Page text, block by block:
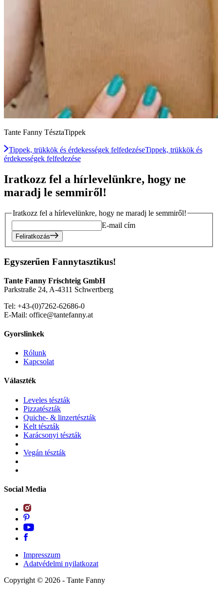
Tante Fanny TésztaTippek
Tippek, trükkök és érdekességek felfedezéseTippek, trükkök és
érdekességek felfedezése
Iratkozz fel a hírlevelünkre, hogy ne
maradj le semmiről!
Iratkozz fel a hírlevelünkre, hogy ne maradj le semmiről!
E-mail cím
Feliratkozás
Egyszerűen Fannytasztikus!
Tante Fanny Frischteig GmbH
Parkstraße 24, A-4311 Schwertberg
Tel: +43-(0)7262-62686-0
E-Mail: office@tantefanny.at
Gyorslinkek
Rólunk
Kapcsolat
Választék
Leveles tészták
Pizzatészták
Quiche- & linzertészták
Kelt tészták
Karácsonyi tészták
Vegán tészták
Social Media
Impresszum
Adatvédelmi nyilatkozat
Copyright © 2026 - Tante Fanny